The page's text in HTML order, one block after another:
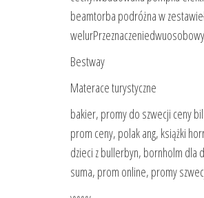
beamtorba podróżna w
Bestway
Materace turystyczne
bakier, promy do szwecji ceny
prom ceny, polak ang, książki
dzieci z bullerbyn, bornholm dla
suma, prom online, promy